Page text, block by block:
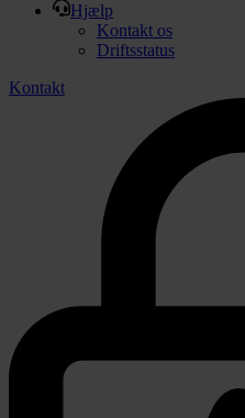
Hjælp
Kontakt os
Driftsstatus
Kontakt